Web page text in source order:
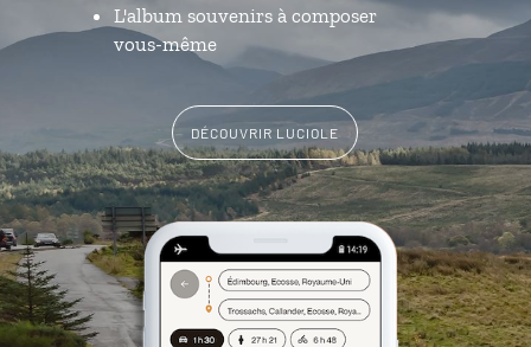
L'album souvenirs à composer
vous-même
DÉCOUVRIR LUCIOLE